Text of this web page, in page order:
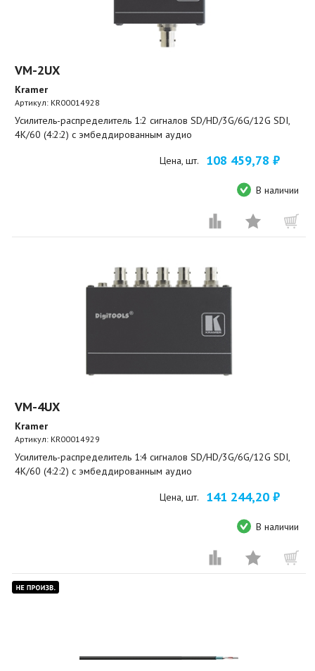
VM-2UX
Kramer
Артикул: KR00014928
Усилитель-распределитель 1:2 сигналов SD/HD/3G/6G/12G SDI,
4К/60 (4:2:2) с эмбеддированным аудио
Цена, шт. 108 459,78 ₽
В наличии
VM-4UX
Kramer
Артикул: KR00014929
Усилитель-распределитель 1:4 сигналов SD/HD/3G/6G/12G SDI,
4К/60 (4:2:2) с эмбеддированным аудио
Цена, шт. 141 244,20 ₽
В наличии